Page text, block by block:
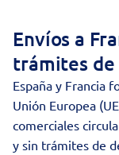
Envíos a
trámites de
España y Francia
Unión Europea
comerciales
y sin trámites de